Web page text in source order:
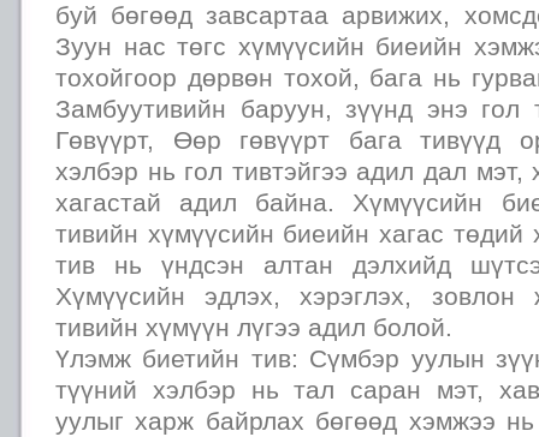
буй бөгөөд завсартаа арвижих,
Зуун нас төгс хүмүүсийн биеийн
тохойгоор дөрвөн тохой, бага нь
Замбуутивийн баруун, зүүнд энэ гол
Гөвүүрт, Өөр гөвүүрт бага тивүүд
хэлбэр нь гол тивтэйгээ адил дал мэт,
хагастай адил байна. Хүмүүсийн
тивийн хүмүүсийн биеийн хагас төдий
тив нь үндсэн алтан дэлхийд
Хүмүүсийн эдлэх, хэрэглэх, зовлон
тивийн хүмүүн лүгээ адил болой.
Үлэмж биетийн тив: Сүмбэр уулын
түүний хэлбэр нь тал саран мэт,
уулыг харж байрлах бөгөөд хэмжээ